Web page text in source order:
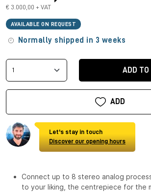
€ 3.000,00 + VAT
AVAILABLE ON REQUEST
Normally shipped in 3 weeks
ADD TO
ADD
Let's stay in touch
Discover our opening hours
Connect up to 8 stereo analog
to your liking, the centrepiece for the